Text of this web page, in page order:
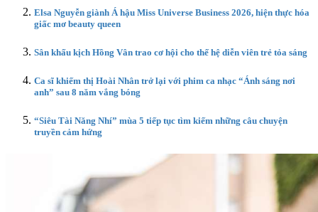
Elsa Nguyễn giành Á hậu Miss Universe Business 2026, hiện thực hóa
giấc mơ beauty queen
Sân khấu kịch Hồng Vân trao cơ hội cho thế hệ diễn viên trẻ tỏa sáng
Ca sĩ khiếm thị Hoài Nhân trở lại với phim ca nhạc “Ánh sáng nơi
anh” sau 8 năm vắng bóng
“Siêu Tài Năng Nhí” mùa 5 tiếp tục tìm kiếm những câu chuyện
truyền cảm hứng